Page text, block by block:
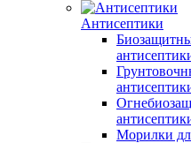
Антисептики
Морилки